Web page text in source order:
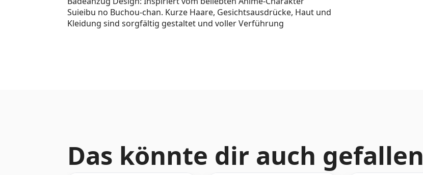
Suieibu no Buchou-chan. Kurze Haare, Gesichtsausdrücke, Haut und
Kleidung sind sorgfältig gestaltet und voller Verführung
Das könnte dir auch gefallen